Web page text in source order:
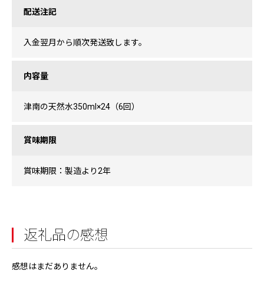
配送注記
入金翌月から順次発送致します。
内容量
津南の天然水350ml×24（6回）
賞味期限
賞味期限：製造より2年
返礼品の感想
感想はまだありません。